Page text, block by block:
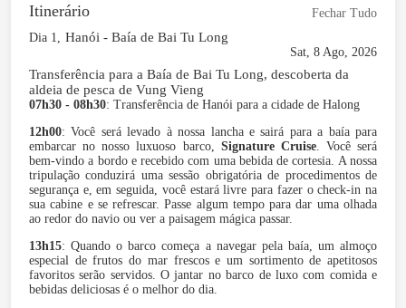
Itinerário
Fechar Tudo
Dia 1,
Hanói - Baía de Bai Tu Long
Sat, 8 Ago, 2026
Transferência para a Baía de Bai Tu Long, descoberta da
aldeia de pesca de Vung Vieng
07h30 - 08h30: Transferência de Hanói para a cidade de Halong
12h00: Você será levado à nossa lancha e sairá para a baía para
embarcar no nosso luxuoso barco, Signature Cruise. Você será
bem-vindo a bordo e recebido com uma bebida de cortesia. A nossa
tripulação conduzirá uma sessão obrigatória de procedimentos de
segurança e, em seguida, você estará livre para fazer o check-in na
sua cabine e se refrescar. Passe algum tempo para dar uma olhada
ao redor do navio ou ver a paisagem mágica passar.
13h15: Quando o barco começa a navegar pela baía, um almoço
especial de frutos do mar frescos e um sortimento de apetitosos
favoritos serão servidos. O jantar no barco de luxo com comida e
bebidas deliciosas é o melhor do dia.